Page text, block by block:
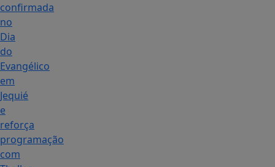
confirmada
no
Dia
do
Evangélico
em
Jequié
e
reforça
programação
com